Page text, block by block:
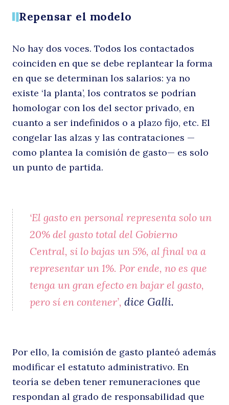
Repensar el modelo
No hay dos voces. Todos los contactados
coinciden en que se debe replantear la forma
en que se determinan los salarios: ya no
existe ‘la planta’, los contratos se podrían
homologar con los del sector privado, en
cuanto a ser indefinidos o a plazo fijo, etc. El
congelar las alzas y las contrataciones —
como plantea la comisión de gasto— es solo
un punto de partida.
‘El gasto en personal representa solo un
20% del gasto total del Gobierno
Central, si lo bajas un 5%, al final va a
representar un 1%. Por ende, no es que
tenga un gran efecto en bajar el gasto,
pero sí en contener’,dice Galli.
Por ello, la comisión de gasto planteó además
modificar el estatuto administrativo. En
teoría se deben tener remuneraciones que
respondan al grado de responsabilidad que